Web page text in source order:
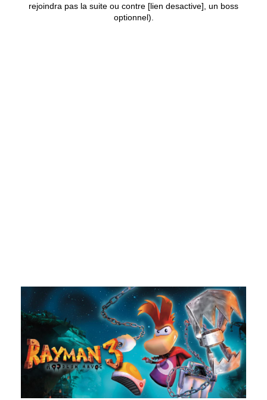
rejoindra pas la suite ou contre [lien desactive], un boss
optionnel).